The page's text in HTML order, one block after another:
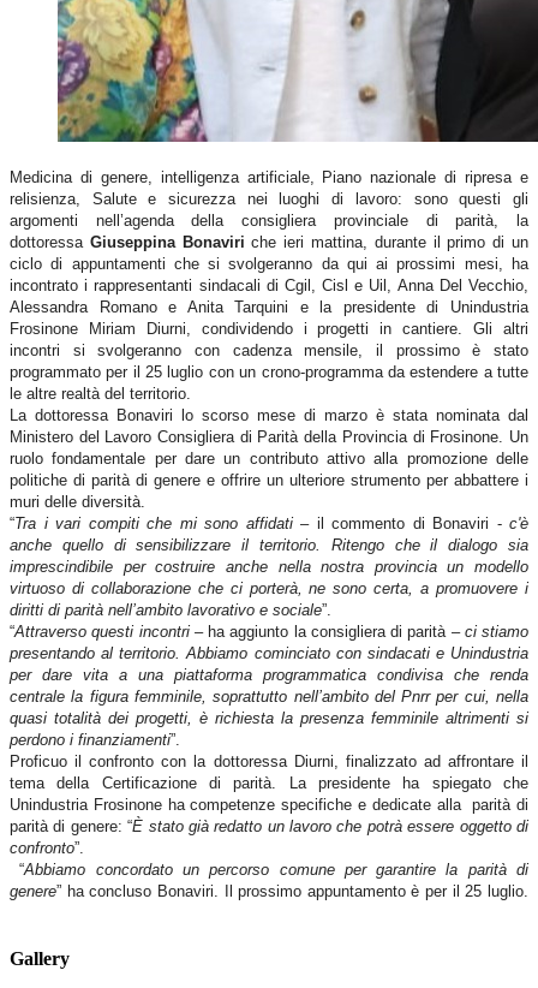
Medicina di genere, intelligenza artificiale, Piano nazionale di ripresa e
relisienza, Salute e sicurezza nei luoghi di lavoro: sono questi gli
argomenti nell’agenda della consigliera provinciale di parità, la
dottoressa Giuseppina Bonaviri che ieri mattina, durante il primo di un
ciclo di appuntamenti che si svolgeranno da qui ai prossimi mesi, ha
incontrato i rappresentanti sindacali di Cgil, Cisl e Uil, Anna Del Vecchio,
Alessandra Romano e Anita Tarquini e la presidente di Unindustria
Frosinone Miriam Diurni, condividendo i progetti in cantiere. Gli altri
incontri si svolgeranno con cadenza mensile, il prossimo è stato
programmato per il 25 luglio con un crono-programma da estendere a tutte
le altre realtà del territorio.
La dottoressa Bonaviri lo scorso mese di marzo è stata nominata dal
Ministero del Lavoro Consigliera di Parità della Provincia di Frosinone. Un
ruolo fondamentale per dare un contributo attivo alla promozione delle
politiche di parità di genere e offrire un ulteriore strumento per abbattere i
muri delle diversità.
“Tra i vari compiti che mi sono affidati– il commento di Bonaviri - c'è
anche quello di sensibilizzare il territorio. Ritengo che il dialogo sia
imprescindibile per costruire anche nella nostra provincia un modello
virtuoso di collaborazione che ci porterà, ne sono certa, a promuovere i
diritti di parità nell’ambito lavorativo e sociale”.
“Attraverso questi incontri– ha aggiunto la consigliera di parità – ci stiamo
presentando al territorio. Abbiamo cominciato con sindacati e Unindustria
per dare vita a una piattaforma programmatica condivisa che renda
centrale la figura femminile, soprattutto nell’ambito del Pnrr per cui, nella
quasi totalità dei progetti, è richiesta la presenza femminile altrimenti si
perdono i finanziamenti”.
Proficuo il confronto con la dottoressa Diurni, finalizzato ad affrontare il
tema della Certificazione di parità. La presidente ha spiegato che
Unindustria Frosinone ha competenze specifiche e dedicate alla parità di
parità di genere: “È stato già redatto un lavoro che potrà essere oggetto di
confronto”.
“Abbiamo concordato un percorso comune per garantire la parità di
genere” ha concluso Bonaviri. Il prossimo appuntamento è per il 25 luglio.
Gallery